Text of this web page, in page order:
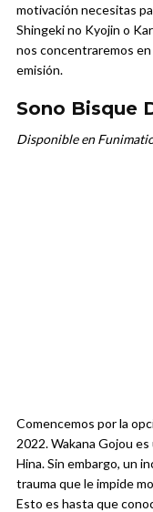
motivación necesitas
Shingeki no Kyojin o
nos concentraremos
emisión.
Sono Bisque
Disponible en
Comencemos por la
2022. Wakana Gojou
Hina. Sin embargo, un
trauma que le impide
Esto es hasta que